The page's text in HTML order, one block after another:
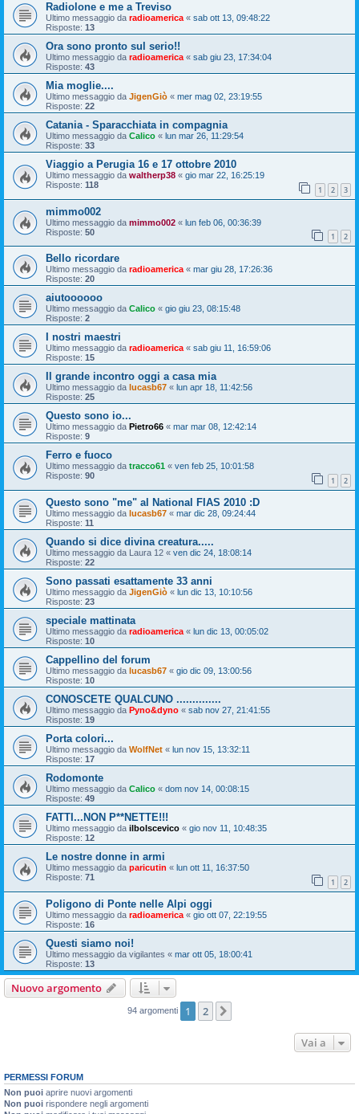
Radiolone e me a Treviso
Ultimo messaggio da radioamerica « sab ott 13, 09:48:22
Risposte: 13
Ora sono pronto sul serio!!
Ultimo messaggio da radioamerica « sab giu 23, 17:34:04
Risposte: 43
Mia moglie....
Ultimo messaggio da JigenGiò « mer mag 02, 23:19:55
Risposte: 22
Catania - Sparacchiata in compagnia
Ultimo messaggio da Calico « lun mar 26, 11:29:54
Risposte: 33
Viaggio a Perugia 16 e 17 ottobre 2010
Ultimo messaggio da waltherp38 « gio mar 22, 16:25:19
Risposte: 118 1 2 3
mimmo002
Ultimo messaggio da mimmo002 « lun feb 06, 00:36:39
Risposte: 50 1 2
Bello ricordare
Ultimo messaggio da radioamerica« mar giu 28, 17:26:36
Risposte: 20
aiutoooooo
Ultimo messaggio da Calico « gio giu 23, 08:15:48
Risposte: 2
I nostri maestri
Ultimo messaggio da radioamerica« sab giu 11, 16:59:06
Risposte: 15
Il grande incontro oggi a casa mia
Ultimo messaggio da lucasb67 « lun apr 18, 11:42:56
Risposte: 25
Questo sono io...
Ultimo messaggio da Pietro66 « mar mar 08, 12:42:14
Risposte: 9
Ferro e fuoco
Ultimo messaggio da tracco61 « ven feb 25, 10:01:58
Risposte: 90 1 2
Questo sono "me" al National FIAS 2010 :D
Ultimo messaggio da lucasb67 « mar dic 28, 09:24:44
Risposte: 11
Quando si dice divina creatura.....
Ultimo messaggio da Laura 12 « ven dic 24, 18:08:14
Risposte: 22
Sono passati esattamente 33 anni
Ultimo messaggio da JigenGiò « lun dic 13, 10:10:56
Risposte: 23
speciale mattinata
Ultimo messaggio da radioamerica « lun dic 13, 00:05:02
Risposte: 10
Cappellino del forum
Ultimo messaggio da lucasb67 « gio dic 09, 13:00:56
Risposte: 10
CONOSCETE QUALCUNO ..............
Ultimo messaggio da Pyno&dyno « sab nov 27, 21:41:55
Risposte: 19
Porta colori...
Ultimo messaggio da WolfNet « lun nov 15, 13:32:11
Risposte: 17
Rodomonte
Ultimo messaggio da Calico « dom nov 14, 00:08:15
Risposte: 49
FATTI...NON P**NETTE!!!
Ultimo messaggio da ilbolscevico « gio nov 11, 10:48:35
Risposte: 12
Le nostre donne in armi
Ultimo messaggio da paricutin « lun ott 11, 16:37:50
Risposte: 71 1 2
Poligono di Ponte nelle Alpi oggi
Ultimo messaggio da radioamerica « gio ott 07, 22:19:55
Risposte: 16
Questi siamo noi!
Ultimo messaggio da vigilantes « mar ott 05, 18:00:41
Risposte: 13
Nuovo argomento
94 argomenti 1 2
Vai a
PERMESSI FORUM
Non puoi aprire nuovi argomenti
Non puoi rispondere negli argomenti